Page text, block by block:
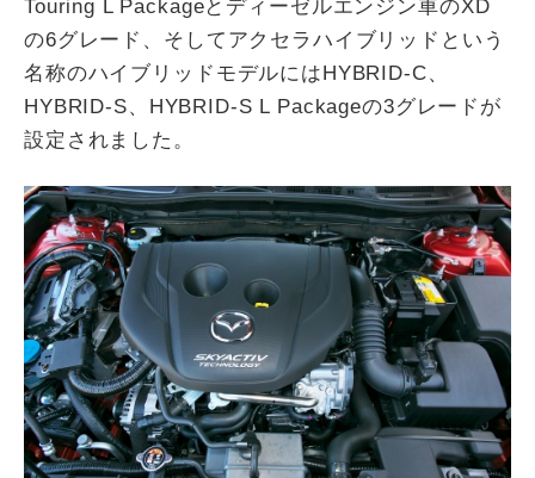
Touring L Packageとディーゼルエンジン車のXD
の6グレード、そしてアクセラハイブリッドという
名称のハイブリッドモデルにはHYBRID-C、
HYBRID-S、HYBRID-S L Packageの3グレードが
設定されました。